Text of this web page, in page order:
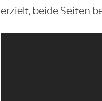
erzielt, beide Seiten